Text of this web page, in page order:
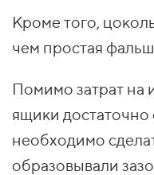
Кроме того,
чем простая
Помимо затрат на
ящики достаточно
необходимо
образовывали